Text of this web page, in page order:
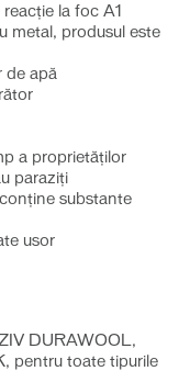
la foc A1
metal, produsul este
de apă
a proprietăţilor
paraziți
substante
usor
DURAWOOL,
pentru toate tipurile